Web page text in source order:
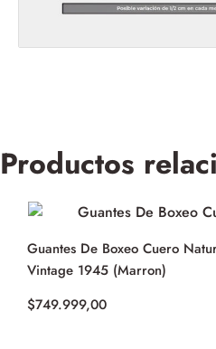
Productos
Guantes De Boxeo Cuero
Vintage 1945 (Marron)
$749.999,00